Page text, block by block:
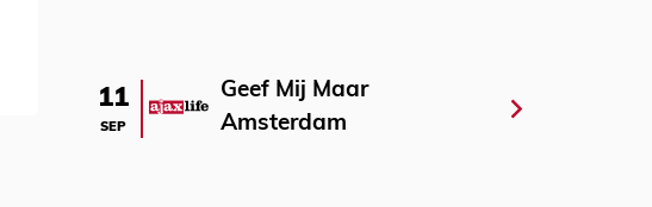
11
SEP
Geef Mij Maar
Amsterdam